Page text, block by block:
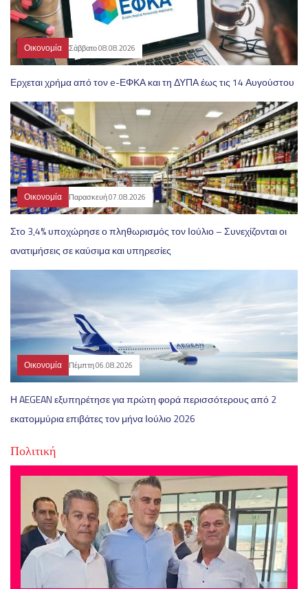
Οικονομία Σάββατο 08.08.2026
Ερχεται χρήμα από τον e-ΕΦΚΑ και τη ΔΥΠΑ έως τις 14 Αυγούστου
Οικονομία Παρασκευή 07.08.2026
Στο 3,4% υποχώρησε ο πληθωρισμός τον Ιούλιο – Συνεχίζονται οι
ανατιμήσεις σε καύσιμα και υπηρεσίες
Οικονομία Πέμπτη 06.08.2026
Η AEGEAN εξυπηρέτησε για πρώτη φορά περισσότερους από 2
εκατομμύρια επιβάτες τον μήνα Ιούλιο 2026
Πολιτική